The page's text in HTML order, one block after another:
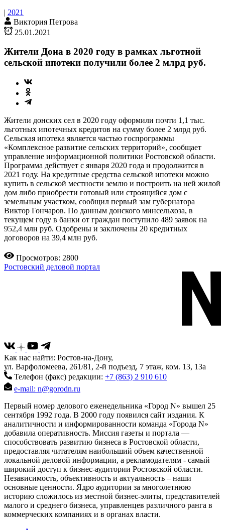
| 2021
Виктория Петрова
25.01.2021
Жители Дона в 2020 году в рамках льготной
сельской ипотеки получили более 2 млрд руб.
Жители донских сел в 2020 году оформили почти 1,1 тыс.
льготных ипотечных кредитов на сумму более 2 млрд руб.
Сельская ипотека является частью госпрограммы
«Комплексное развитие сельских территорий», сообщает
управление информационной политики Ростовской области.
Программа действует с января 2020 года и продолжится в
2021 году. На кредитные средства сельской ипотеки можно
купить в сельской местности землю и построить на ней жилой
дом либо приобрести готовый или строящийся дом с
земельным участком, сообщил первый зам губернатора
Виктор Гончаров. По данным донского минсельхоза, в
текущем году в банки от граждан поступило 489 заявок на
952,4 млн руб. Одобрены и заключены 20 кредитных
договоров на 39,4 млн руб.
Просмотров: 2800
Ростовский деловой портал
Как нас найти: Ростов-на-Дону,
ул. Варфоломеева, 261/81, 2-й подъезд, 7 этаж, ком. 13, 13а
Телефон (факс) редакции: +7 (863) 2 910 610
e-mail: n@gorodn.ru
Первый номер делового еженедельника «Город N» вышел 25
сентября 1992 года. В 2000 году появился сайт издания. К
аналитичности и информированности команда «Города N»
добавила оперативность. Миссия газеты и портала —
способствовать развитию бизнеса в Ростовской области,
предоставляя читателям наибольший объем качественной
локальной деловой информации, а рекламодателям - самый
широкий доступ к бизнес-аудитории Ростовской области.
Независимость, объективность и актуальность – наши
основные ценности. Ядро аудитории за многолетнюю
историю сложилось из местной бизнес-элиты, представителей
малого и среднего бизнеса, управленцев различного ранга в
коммерческих компаниях и в органах власти.